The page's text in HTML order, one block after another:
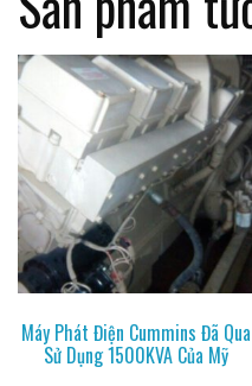
Máy Phát Điện Cummins Đã Qua
Sử Dụng 1500KVA Của Mỹ